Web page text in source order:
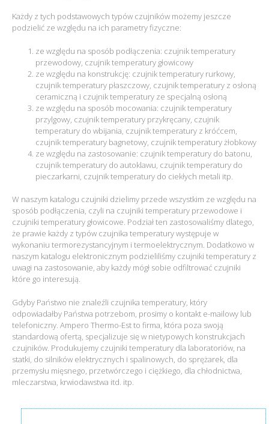
Każdy z tych podstawowych typów czujników możemy jeszcze
podzielić ze względu na ich parametry fizyczne:
ze względu na sposób podłączenia: czujnik temperatury
przewodowy, czujnik temperatury głowicowy
ze względu na konstrukcję: czujnik temperatury rurkowy,
czujnik temperatury płaszczowy, czujnik temperatury z osłoną
ceramiczną i czujnik temperatury ze specjalną osłoną
ze względu na sposób mocowania: czujnik temperatury
przylgowy, czujnik temperatury przykręcany, czujnik
temperatury do wbijania, czujnik temperatury z króćcem,
czujnik temperatury bagnetowy, czujnik temperatury żłobkowy
ze względu na zastosowanie: czujnik temperatury do batonu,
czujnik temperatury do autoklawu, czujnik temperatury do
pieczarkarni, czujnik temperatury do ciekłych metali itp.
W naszym katalogu czujniki dzielimy przede wszystkim ze względu na
sposób podłączenia, czyli na czujniki temperatury przewodowe i
czujniki temperatury głowicowe. Podział ten zastosowaliśmy dlatego,
że prawie każdy z typów czujnika temperatury występuje w
wykonaniu termorezystancyjnym i termoelektrycznym. Dodatkowo w
naszym katalogu elektronicznym podzieliliśmy czujniki temperatury z
uwagi na zastosowanie, aby każdy mógł sobie odfiltrować czujniki
które go interesują.
Gdyby Państwo nie znaleźli czujnika temperatury, który
odpowiadałby Państwa potrzebom, prosimy o kontakt e-mailowy lub
telefoniczny. Ampero Thermo-Est to firma, która poza swoją
standardową ofertą, specjalizuje się w nietypowych konstrukcjach
czujników. Produkujemy czujniki temperatury dla laboratoriów, na
statki, do silników elektrycznych i spalinowych, do sprężarek, dla
przemysłu mięsnego, przetwórczego i ciężkiego, dla chłodnictwa,
mleczarstwa, krwiodawstwa itd. itp.